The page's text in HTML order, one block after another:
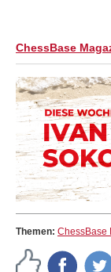
ChessBase
Themen: ChessBase